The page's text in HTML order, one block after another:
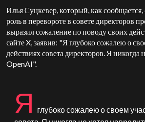
Илья Суцкевер, который, как
роль в перевороте в совете директоров
выразил сожаление по поводу своих
сайте X, заявив: "Я глубоко сожалею о
действиях совета директоров. Я никогда
OpenAI".
Я
глубоко сожалею о своем